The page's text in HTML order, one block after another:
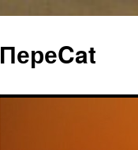
ПереCat